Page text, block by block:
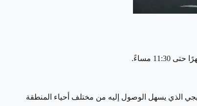
الذي يسهل الوصول إليه من مختلف أحياء المنطقة